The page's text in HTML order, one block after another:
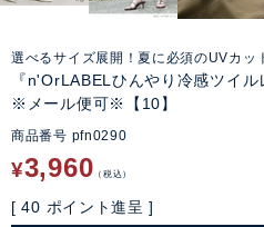
選べるサイズ展開！夏に必須のUVカッ
『n'OrLABELひんやり冷感ツイル
※メール便可※【10】
商品番号 pfn0290
¥3,960 税込
[ 40 ポイント進呈 ]